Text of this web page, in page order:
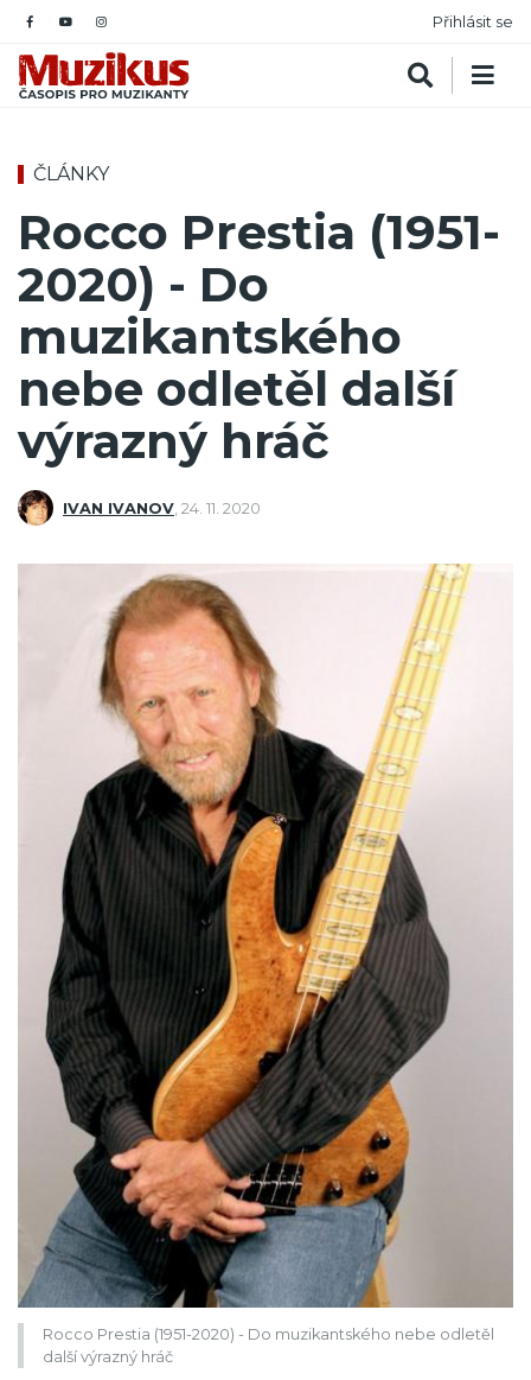
Přihlásit se
ČLÁNKY
Rocco Prestia (1951-
2020) - Do
muzikantského
nebe odletěl další
výrazný hráč
IVAN IVANOV 24. 11. 2020
Rocco Prestia (1951-2020) - Do muzikantského nebe odletěl
další výrazný hráč